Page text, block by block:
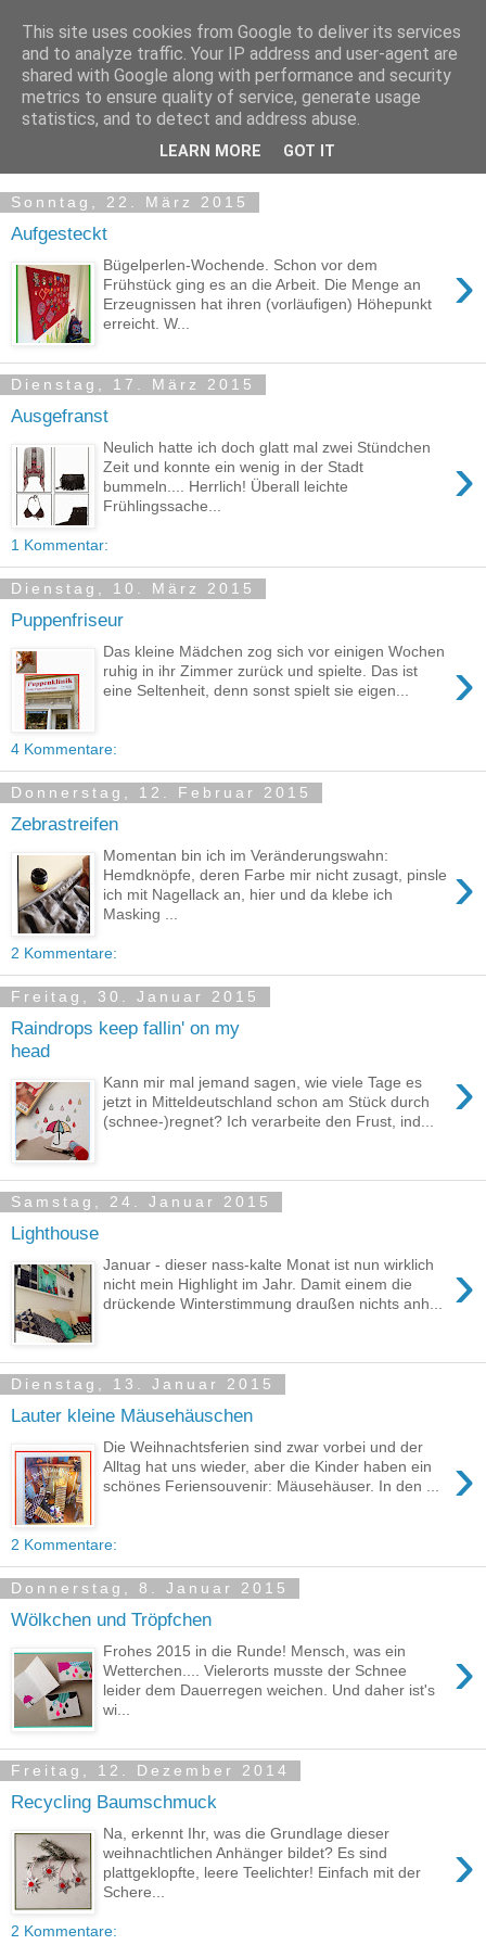
Sonntag, 22. März 2015
Aufgesteckt
›
Bügelperlen-Wochende. Schon vor dem
Frühstück ging es an die Arbeit. Die Menge an
Erzeugnissen hat ihren (vorläufigen) Höhepunkt
erreicht. W...
Dienstag, 17. März 2015
Ausgefranst
›
Neulich hatte ich doch glatt mal zwei Stündchen
Zeit und konnte ein wenig in der Stadt
bummeln.... Herrlich! Überall leichte
Frühlingssache...
1 Kommentar:
Dienstag, 10. März 2015
Puppenfriseur
›
Das kleine Mädchen zog sich vor einigen Wochen
ruhig in ihr Zimmer zurück und spielte. Das ist
eine Seltenheit, denn sonst spielt sie eigen...
4 Kommentare:
Donnerstag, 12. Februar 2015
Zebrastreifen
›
Momentan bin ich im Veränderungswahn:
Hemdknöpfe, deren Farbe mir nicht zusagt, pinsle
ich mit Nagellack an, hier und da klebe ich
Masking ...
2 Kommentare:
Freitag, 30. Januar 2015
Raindrops keep fallin' on my
head
›
Kann mir mal jemand sagen, wie viele Tage es
jetzt in Mitteldeutschland schon am Stück durch
(schnee-)regnet? Ich verarbeite den Frust, ind...
Samstag, 24. Januar 2015
Lighthouse
›
Januar - dieser nass-kalte Monat ist nun wirklich
nicht mein Highlight im Jahr. Damit einem die
drückende Winterstimmung draußen nichts anh...
Dienstag, 13. Januar 2015
Lauter kleine Mäusehäuschen
›
Die Weihnachtsferien sind zwar vorbei und der
Alltag hat uns wieder, aber die Kinder haben ein
schönes Feriensouvenir: Mäusehäuser. In den ...
2 Kommentare:
Donnerstag, 8. Januar 2015
Wölkchen und Tröpfchen
›
Frohes 2015 in die Runde! Mensch, was ein
Wetterchen.... Vielerorts musste der Schnee
leider dem Dauerregen weichen. Und daher ist's
wi...
Freitag, 12. Dezember 2014
Recycling Baumschmuck
›
Na, erkennt Ihr, was die Grundlage dieser
weihnachtlichen Anhänger bildet? Es sind
plattgeklopfte, leere Teelichter! Einfach mit der
Schere...
2 Kommentare:
This site uses cookies from Google to deliver its services
and to analyze traffic. Your IP address and user-agent are
shared with Google along with performance and security
metrics to ensure quality of service, generate usage
statistics, and to detect and address abuse.
LEARN MORE GOT IT